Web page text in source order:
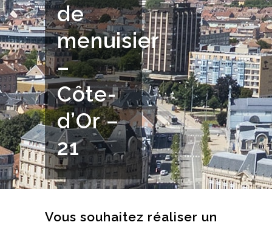
de
menuisier
–
Côte-
d’Or –
21
Vous souhaitez réaliser un